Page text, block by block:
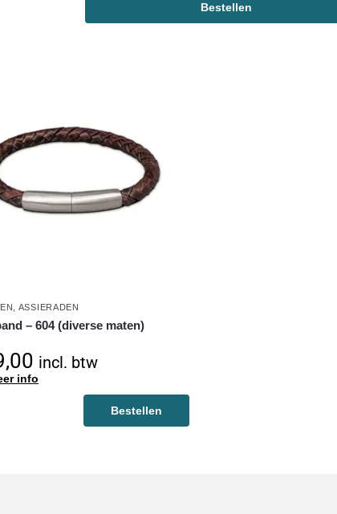
Bestellen
ASSIERADEN
– 604 (diverse maten)
incl. btw
info
Bestellen